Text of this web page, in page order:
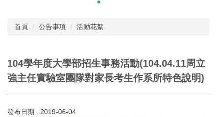
首頁 公告事項 活動花絮
104學年度大學部招生事務活動(104.04.11周立
強主任實驗室團隊對家長考生作系所特色說明)
發布日期 : 2019-06-04